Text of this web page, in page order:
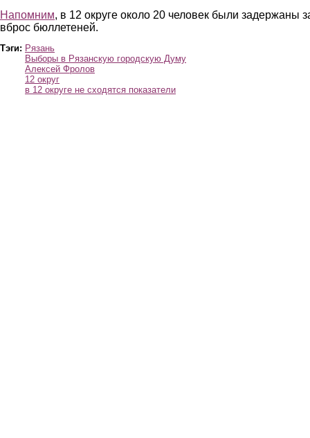
Напомним, в 12 округе около 20 человек были задержаны
вброс бюллетеней.
Тэги: Рязань
Выборы в Рязанскую городскую Думу
Алексей Фролов
12 округ
в 12 округе не сходятся показатели